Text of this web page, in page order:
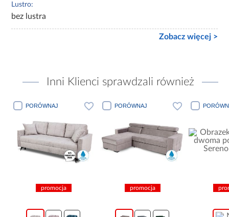
Lustro:
bez lustra
Zobacz więcej >
Inni Klienci sprawdzali również
PORÓWNAJ
promocja
PORÓWNAJ
promocja